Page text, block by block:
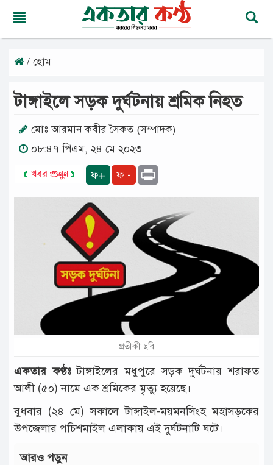
রবিবার,
অগাস্ট
২০২৬
১৪৩৩
বঙ্গাব্দ
মূলপাতা
আন্তর্জাতিক
রাজনীতি
দুর্ঘটনা
বিনোদন
খেলাধুলা
চাকরি
/ হোম
টাঙ্গাইলে সড়ক দুর্ঘটনায় শ্রমিক নিহত
মোঃ আরমান কবীর সৈকত (সম্পাদক)
০৮:৪৭ পিএম, ২৪ মে ২০২৩
ফ+ ফ -
প্রতীকী ছবি
একতার কণ্ঠঃটাঙ্গাইলের মধুপুরে সড়ক দুর্ঘটনায় শরাফত
আলী (৫০) নামে এক শ্রমিকের মৃত্যু হয়েছে।
বুধবার (২৪ মে) সকালে টাঙ্গাইল-ময়মনসিংহ মহাসড়কের
উপজেলার পচিশমাইল এলাকায় এই দুর্ঘটনাটি ঘটে।
আরও পড়ুন